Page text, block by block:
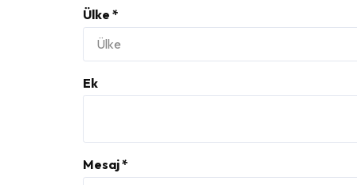
Ülke *
Ek
Mesaj *